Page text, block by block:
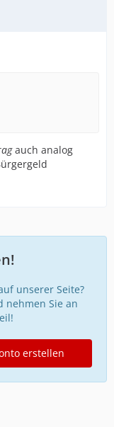
auch analog
unserer Seite?
nehmen Sie an
erstellen